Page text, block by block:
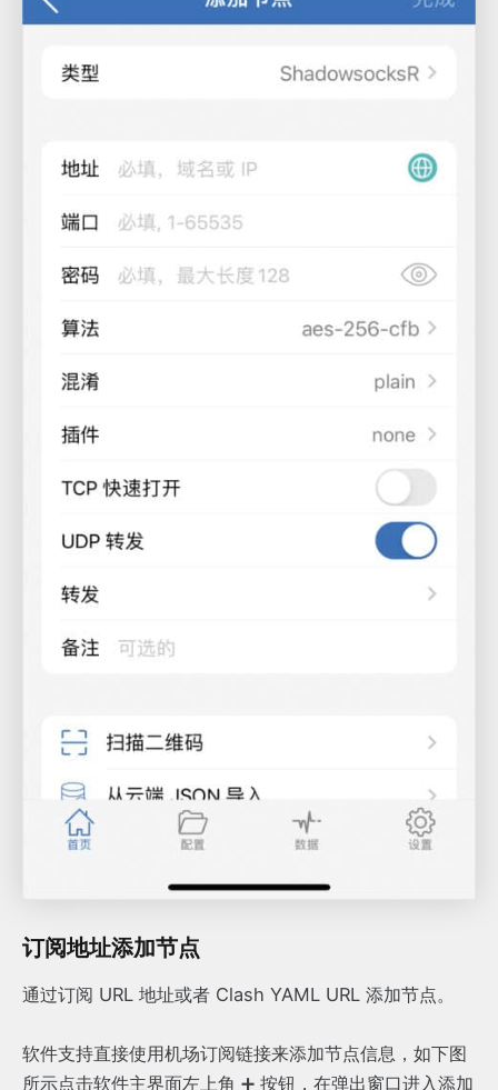
订阅地址添加节点
通过订阅 URL 地址或者 Clash YAML URL 添加节点。
软件支持直接使用机场订阅链接来添加节点信息，如下图
所示点击软件主界面左上角 ➕ 按钮，在弹出窗口进入添加